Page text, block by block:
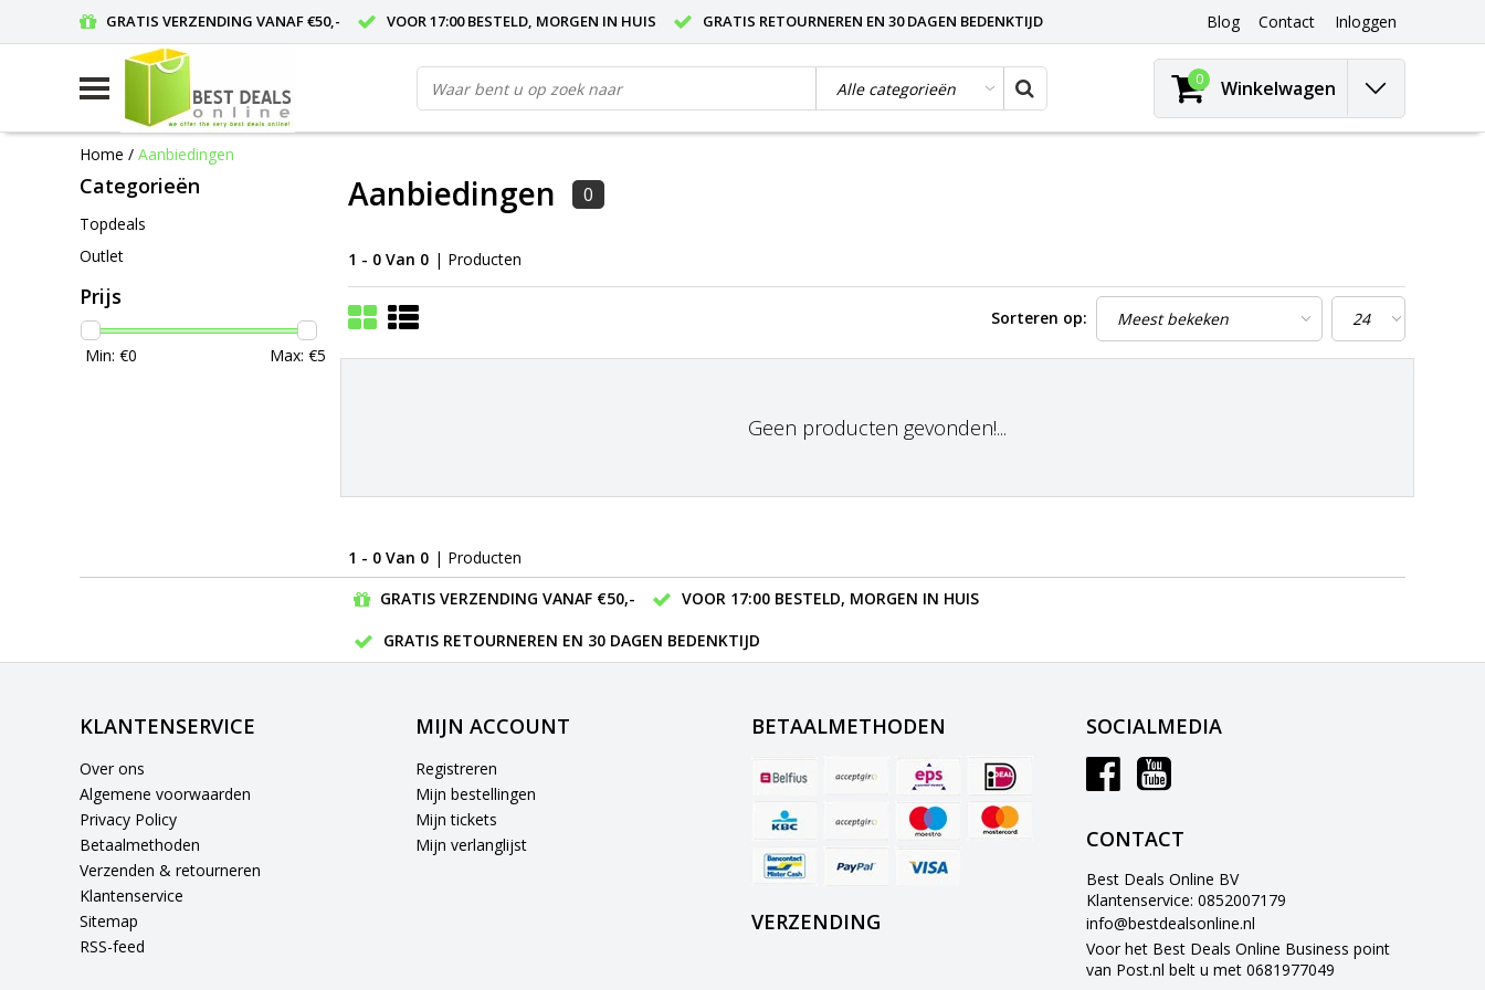
GRATIS VERZENDING VANAF €50,- VOOR 17:00 BESTELD, MORGEN IN HUIS GRATIS RETOURNEREN EN 30 DAGEN BEDENKTIJD Blog Contact Inloggen
0 Winkelwagen
Home / Aanbiedingen
Categorieën
Topdeals
Outlet
Prijs
Min: €0 Max: €5
Aanbiedingen 0
1 - 0 Van 0 | Producten
Sorteren op:
Geen producten gevonden!...
1 - 0 Van 0 | Producten
GRATIS VERZENDING VANAF €50,-
VOOR 17:00 BESTELD, MORGEN IN HUIS
GRATIS RETOURNEREN EN 30 DAGEN BEDENKTIJD
KLANTENSERVICE
Over ons
Algemene voorwaarden
Privacy Policy
Betaalmethoden
Verzenden & retourneren
Klantenservice
Sitemap
RSS-feed
MIJN ACCOUNT
Registreren
Mijn bestellingen
Mijn tickets
Mijn verlanglijst
BETAALMETHODEN
VERZENDING
SOCIALMEDIA
CONTACT
Best Deals Online BV
Klantenservice: 0852007179
info@bestdealsonline.nl
Voor het Best Deals Online Business point
van Post.nl belt u met 0681977049